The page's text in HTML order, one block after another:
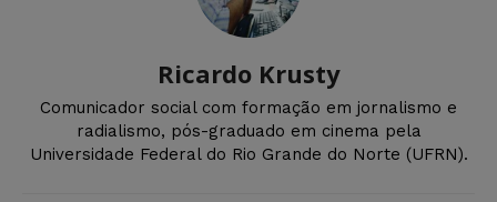
Ricardo Krusty
Comunicador social com formação em jornalismo e
radialismo, pós-graduado em cinema pela
Universidade Federal do Rio Grande do Norte (UFRN).